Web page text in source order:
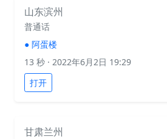
山东滨州
普通话
● 阿蛋楼
13 秒 · 2022年6月2日 19:29
打开
甘肃兰州